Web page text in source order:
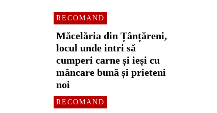
RECOMAND
Măcelăria din Țânțăreni,
locul unde intri să
cumperi carne și ieși cu
mâncare bună și prieteni
noi
RECOMAND